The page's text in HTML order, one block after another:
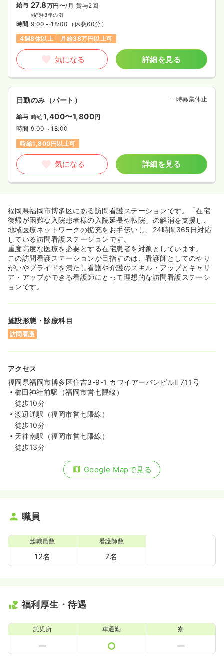
給与 27.8万円〜/月 賞与2回
※経験8年の例
時間 9:00～18:00 （休憩60分）
4週8休以上
月給38万円以上可
気になる 詳細を見る
日勤のみ（パート） 一時募集休止
給与 時給1,400〜1,800円
時間 9:00～18:00
時給1,800円以上可
気になる 詳細を見る
福岡県福岡市博多区にある訪問看護ステーションです。「在宅
復帰が困難な入院患者様の入院延長や転院」の解消を支援し、
地域医療ネットワークの拡充をお手伝いし、24時間365日対応
している訪問看護ステーションです。
重度高度な医療を必要とする在宅患者を対象としています。
この訪問看護ステーションが目指すのは、看護師としてのやり
がいやプライドを満たし看護や介護のスキル・アップとキャリ
ア・アップができる看護師にとって理想的な訪問看護ステーシ
ョンです。
施設形態・診療科目
訪問看護
アクセス
福岡県福岡市博多区住吉3-9-1 カワイアーバンビルⅡ 711号
櫛田神社前駅（福岡市営七隈線）
徒歩10分
渡辺通駅（福岡市営七隈線）
徒歩10分
天神南駅（福岡市営七隈線）
徒歩13分
Google Mapで見る
職員
総職員数
12名
看護師数
7名
福利厚生・待遇
託児所 車通勤 寮